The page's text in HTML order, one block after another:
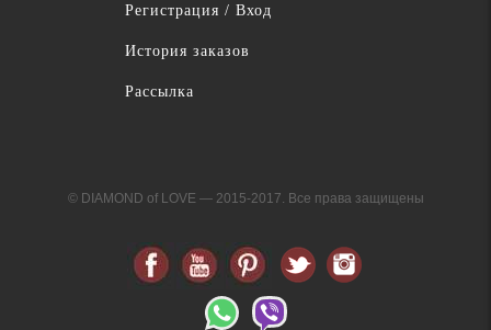
Регистрация / Вход
История заказов
Рассылка
© DIAMOND of LOVE — 2015-2017. Все права защищены